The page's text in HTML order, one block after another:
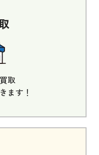
取
ます！